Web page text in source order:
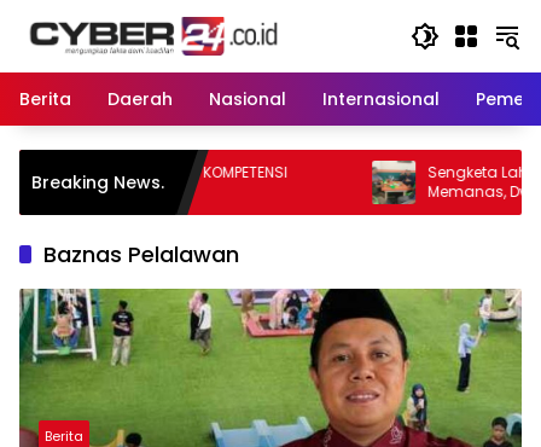
Berita
Daerah Nasional Internasional
Breaking News.
Sengketa Lahan Eks PT Sarpindo
Memanas, Dwitunggal Soleh-Herman
Boyong Pakar Lingkungan ke Pulau
Baznas Pelalawan
Berita